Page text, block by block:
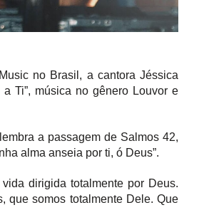
no Brasil, a cantora Jéssica
Ti”, música no gênero Louvor e
a passagem de Salmos 42,
alma anseia por ti, ó Deus”.
dirigida totalmente por Deus.
que somos totalmente Dele. Que